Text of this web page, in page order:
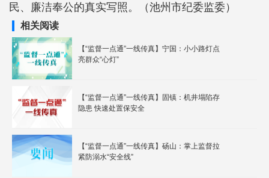
民、廉洁奉公的真实写照。（池州市纪委监委）
相关阅读
【“监督一点通”一线传真】宁国：小小路灯点
亮群众“心灯”
【“监督一点通”一线传真】固镇：机井塌陷存
隐患 快速处置保安全
【“监督一点通”一线传真】砀山：掌上监督拉
紧防溺水“安全线”